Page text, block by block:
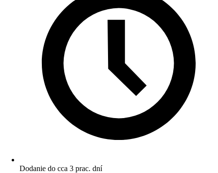
Dodanie do cca 3 prac. dní